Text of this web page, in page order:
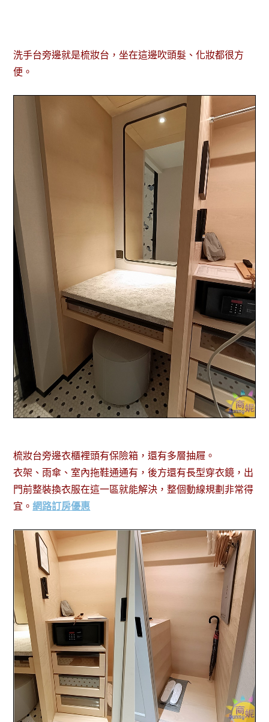
洗手台旁邊就是梳妝台，坐在這邊吹頭髮、化妝都很方
便。
梳妝台旁邊衣櫃裡頭有保險箱，還有多層抽屜。
衣架、雨傘、室內拖鞋通通有，後方還有長型穿衣鏡，出
門前整裝換衣服在這一區就能解決，整個動線規劃非常得
宜。網路訂房優惠